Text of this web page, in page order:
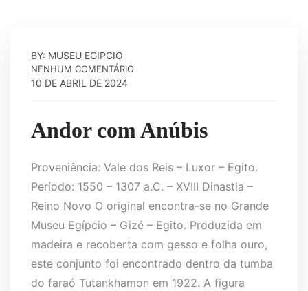
BY: MUSEU EGIPCIO
NENHUM COMENTÁRIO
10 DE ABRIL DE 2024
Andor com Anúbis
Proveniência: Vale dos Reis – Luxor – Egito.
Período: 1550 – 1307 a.C. – XVIII Dinastia –
Reino Novo O original encontra-se no Grande
Museu Egípcio – Gizé – Egito. Produzida em
madeira e recoberta com gesso e folha ouro,
este conjunto foi encontrado dentro da tumba
do faraó Tutankhamon em 1922. A figura